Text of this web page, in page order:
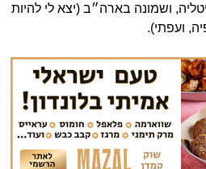
סניפים באיטליה, ושמונה בארה״ב (יצא לי להיות
ועפתי).